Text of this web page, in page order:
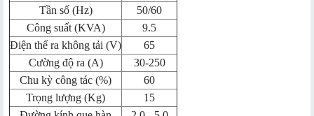
Tần số (Hz)
50/60
Công suất (KVA)
9.5
Điện thế ra không tải (V)
65
Cường độ ra (A)
30-250
Chu kỳ công tác (%)
60
Trọng lượng (Kg)
15